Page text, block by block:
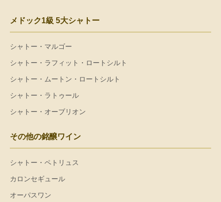
メドック1級 5大シャトー
シャトー・マルゴー
シャトー・ラフィット・ロートシルト
シャトー・ムートン・ロートシルト
シャトー・ラトゥール
シャトー・オーブリオン
その他の銘醸ワイン
シャトー・ペトリュス
カロンセギュール
オーパスワン